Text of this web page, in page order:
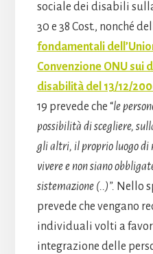
sociale dei disabili
30 e 38 Cost., nonché
fondamentali
Convenzione ONU sui
disabilità del 13/12/
19 prevede che “le
possibilità di scegliere,
gli altri, il proprio luogo di
vivere e non siano
sistemazione (..)”. Nello
prevede che vengano
individuali volti a
integrazione delle